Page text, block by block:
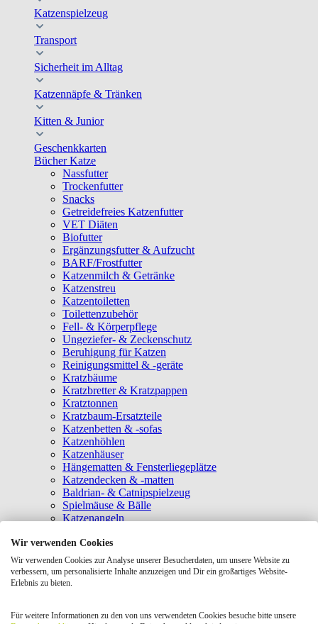
Katzenspielzeug
Transport
Sicherheit im Alltag
Katzennäpfe & Tränken
Kitten & Junior
Geschenkkarten
Bücher Katze
Nassfutter
Trockenfutter
Snacks
Getreidefreies Katzenfutter
VET Diäten
Biofutter
Ergänzungsfutter & Aufzucht
BARF/Frostfutter
Katzenmilch & Getränke
Katzenstreu
Katzentoiletten
Toilettenzubehör
Fell- & Körperpflege
Ungeziefer- & Zeckenschutz
Beruhigung für Katzen
Reinigungsmittel & -geräte
Kratzbäume
Kratzbretter & Kratzpappen
Kratztonnen
Kratzbaum-Ersatzteile
Katzenbetten & -sofas
Katzenhöhlen
Katzenhäuser
Hängematten & Fensterliegeplätze
Katzendecken & -matten
Baldrian- & Catnipspielzeug
Spielmäuse & Bälle
Katzenangeln
Laserpointer & Elektrospielzeug
Katzentunnel
Clicker & Target Sticks für Katzen
Weiteres Katzenspielzeug
Tragetaschen
Wir verwenden Cookies
Wir verwenden Cookies zur Analyse unserer Besucherdaten, um unsere Website zu
verbessern, um personalisierte Inhalte anzuzeigen und Dir ein großartiges Website-
Erlebnis zu bieten.
Für weitere Informationen zu den von uns verwendeten Cookies besuche bitte unsere